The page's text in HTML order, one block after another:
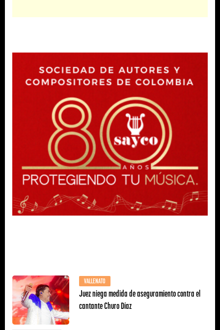
VALLENATO
Juez niega medida de aseguramiento contra el
cantante Churo Díaz